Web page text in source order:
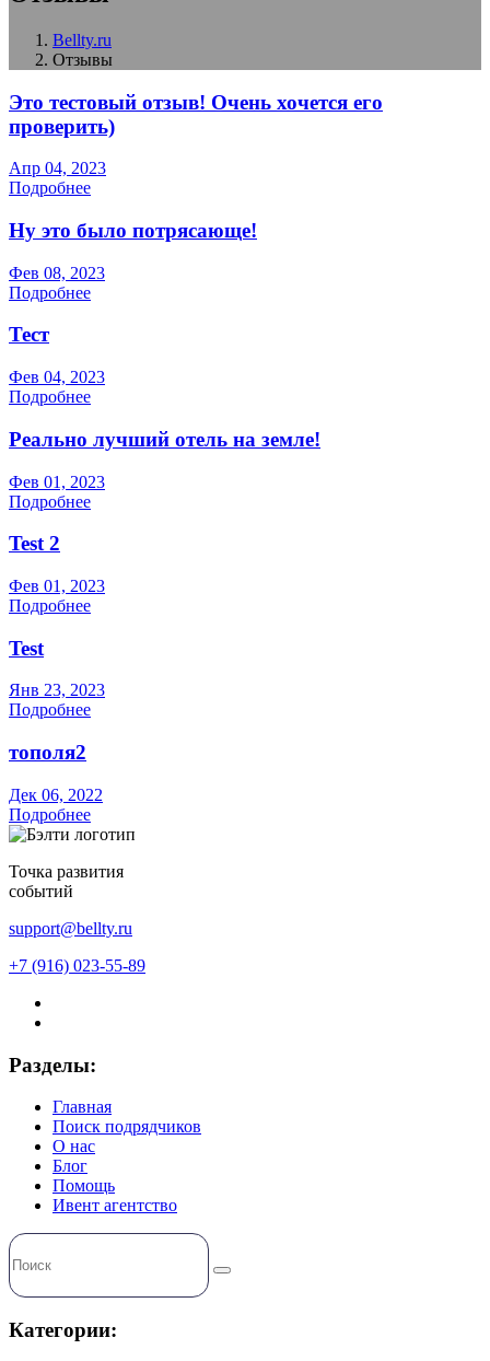
Bellty.ru
Отзывы
Это тестовый отзыв! Очень хочется его
проверить)
Апр 04, 2023
Подробнее
Ну это было потрясающе!
Фев 08, 2023
Подробнее
Тест
Фев 04, 2023
Подробнее
Реально лучший отель на земле!
Фев 01, 2023
Подробнее
Test 2
Фев 01, 2023
Подробнее
Test
Янв 23, 2023
Подробнее
тополя2
Дек 06, 2022
Подробнее
Точка развития
событий
support@bellty.ru
+7 (916) 023-55-89
Разделы:
Главная
Поиск подрядчиков
О нас
Блог
Помощь
Ивент агентство
Категории: